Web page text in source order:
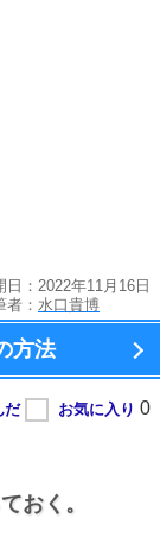
日：2022年11月16日
者： 水口貴博
方法
おく。